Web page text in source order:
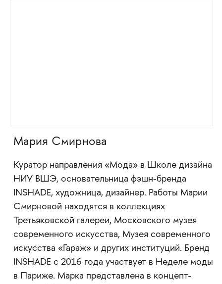
Мария Смирнова
Куратор направления «Мода» в Школе дизайна
НИУ ВШЭ, основательница фэшн-бренда
INSHADE, художница, дизайнер. Работы Марии
Смирновой находятся в коллекциях
Третьяковской галереи, Московского музея
современного искусства, Музея современного
искусства «Гараж» и других институций. Бренд
INSHADE с 2016 года участвует в Неделе моды
в Париже. Марка представлена в концепт-